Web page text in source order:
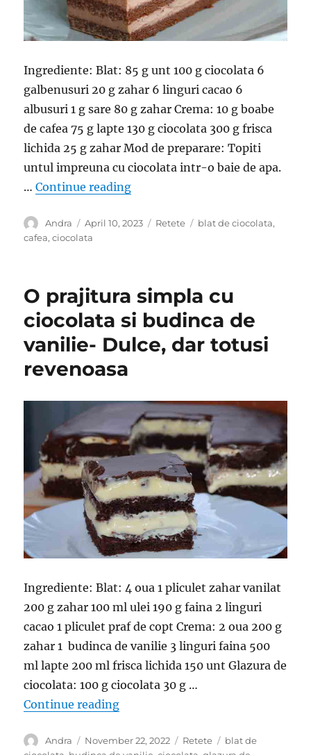
Ingrediente: Blat: 85 g unt 100 g ciocolata 6
galbenusuri 20 g zahar 6 linguri cacao 6
albusuri 1 g sare 80 g zahar Crema: 10 g boabe
de cafea 75 g lapte 130 g ciocolata 300 g frisca
lichida 25 g zahar Mod de preparare: Topiti
untul impreuna cu ciocolata intr-o baie de apa.
…Continue reading“Prajitura cu ciocolata si cafea-
Author
Andra
Posted
on
April 10, 2023 Categories
Retete Tags
blat de ciocolata,
cafea,ciocolata
O prajitura simpla cu
ciocolata si budinca de
vanilie- Dulce, dar totusi
revenoasa
Ingrediente: Blat: 4 oua 1 pliculet zahar vanilat
200 g zahar 100 ml ulei 190 g faina 2 linguri
cacao 1 pliculet praf de copt Crema: 2 oua 200 g
zahar 1 budinca de vanilie 3 linguri faina 500
ml lapte 200 ml frisca lichida 150 unt Glazura de
ciocolata: 100 g ciocolata 30 g …
Continue reading“O prajitura simpla cu ciocolata si
Author
Andra
Posted
November 22, 2022 Categories
Retete Tags
blat de